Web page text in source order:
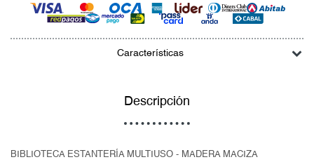
Características
Descripción
BIBLIOTECA ESTANTERÍA MULTIUSO - MADERA MACIZA